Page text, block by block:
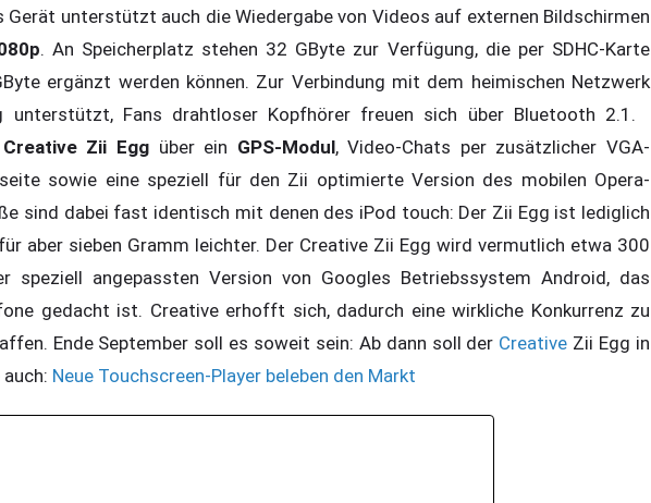
Gerät unterstützt auch die Wiedergabe von Videos auf externen Bildschirmen
. An Speicherplatz stehen 32 GByte zur Verfügung, die per SDHC-Karte
ergänzt werden können. Zur Verbindung mit dem heimischen Netzwerk
unterstützt, Fans drahtloser Kopfhörer freuen sich über Bluetooth 2.1.
Creative Zii Eggüber ein GPS-Modul, Video-Chats per zusätzlicher VGA-
sowie eine speziell für den Zii optimierte Version des mobilen Opera-
sind dabei fast identisch mit denen des iPod touch: Der Zii Egg ist lediglich
aber sieben Gramm leichter. Der Creative Zii Egg wird vermutlich etwa 300
speziell angepassten Version von Googles Betriebssystem Android, das
gedacht ist. Creative erhofft sich, dadurch eine wirkliche Konkurrenz zu
Ende September soll es soweit sein: Ab dann soll der Creative Zii Egg in
Neue Touchscreen-Player beleben den Markt